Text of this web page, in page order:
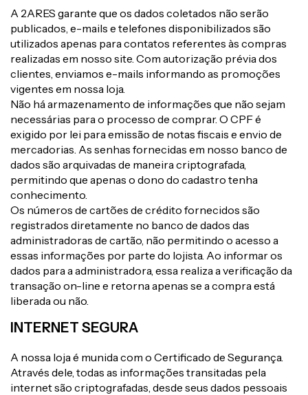
A 2ARES garante que os dados coletados não serão
publicados, e-mails e telefones disponibilizados são
utilizados apenas para contatos referentes às compras
realizadas em nosso site. Com autorização prévia dos
clientes, enviamos e-mails informando as promoções
vigentes em nossa loja.
Não há armazenamento de informações que não sejam
necessárias para o processo de comprar. O CPF é
exigido por lei para emissão de notas fiscais e envio de
mercadorias. As senhas fornecidas em nosso banco de
dados são arquivadas de maneira criptografada,
permitindo que apenas o dono do cadastro tenha
conhecimento.
Os números de cartões de crédito fornecidos são
registrados diretamente no banco de dados das
administradoras de cartão, não permitindo o acesso a
essas informações por parte do lojista. Ao informar os
dados para a administradora, essa realiza a verificação da
transação on-line e retorna apenas se a compra está
liberada ou não.
INTERNET SEGURA
A nossa loja é munida com o Certificado de Segurança.
Através dele, todas as informações transitadas pela
internet são criptografadas, desde seus dados pessoais